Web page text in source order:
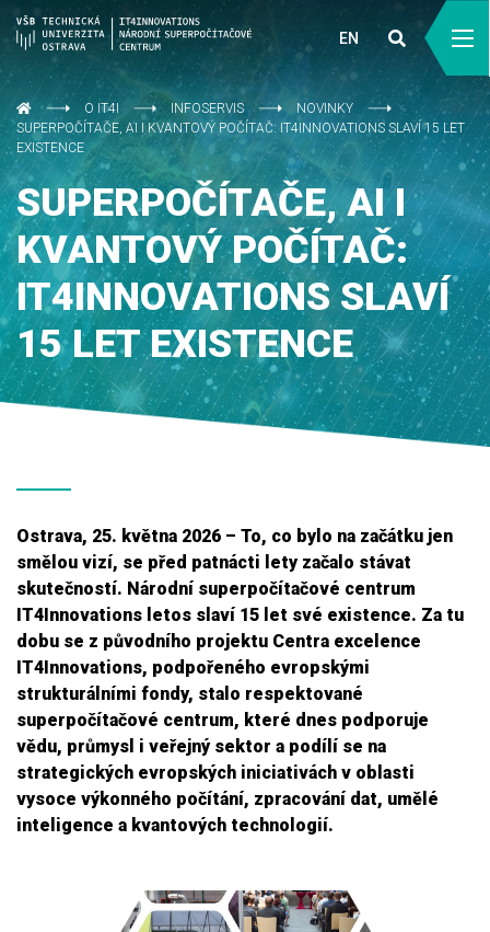
EN
O IT4I INFOSERVIS
NOVINKY
SUPERPOČÍTAČE, AI I KVANTOVÝ POČÍTAČ: IT4INNOVATIONS SLAVÍ 15 LET
EXISTENCE
SUPERPOČÍTAČE, AI I
KVANTOVÝ POČÍTAČ:
IT4INNOVATIONS SLAVÍ
15 LET EXISTENCE
Ostrava, 25. května 2026 – To, co bylo na začátku jen
smělou vizí, se před patnácti lety začalo stávat
skutečností. Národní superpočítačové centrum
IT4Innovations letos slaví 15 let své existence. Za tu
dobu se z původního projektu Centra excelence
IT4Innovations, podpořeného evropskými
strukturálními fondy, stalo respektované
superpočítačové centrum, které dnes podporuje
vědu, průmysl i veřejný sektor a podílí se na
strategických evropských iniciativách v oblasti
vysoce výkonného počítání, zpracování dat, umělé
inteligence a kvantových technologií.